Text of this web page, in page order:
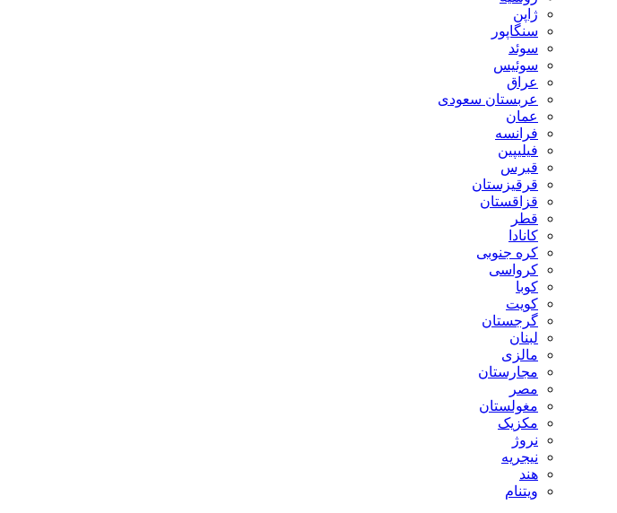
ژاپن
سنگاپور
سوئد
سوئیس
عراق
عربستان سعودی
عمان
فرانسه
فیلیپین
قبرس
قرقیزستان
قزاقستان
قطر
کانادا
کره جنوبی
کرواسی
کوبا
کویت
گرجستان
لبنان
مالزی
مجارستان
مصر
مغولستان
مکزیک
نروژ
نیجریه
هند
ویتنام